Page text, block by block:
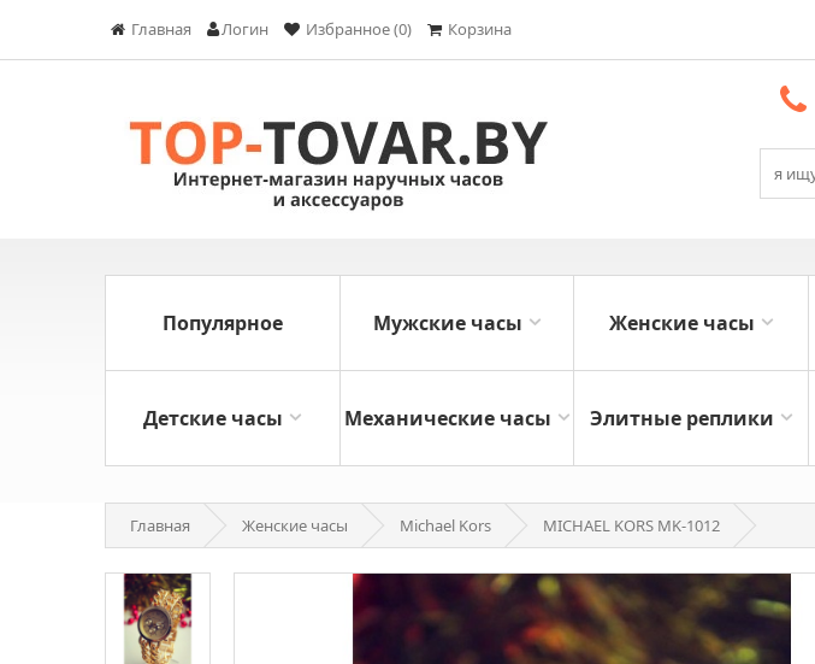
Главная Логин Избранное (0) Корзина
Популярное Мужские часы Женские часы
Детские часы Механические часы Элитные реплики
Главная Женские часы Michael Kors MICHAEL KORS MK-1012